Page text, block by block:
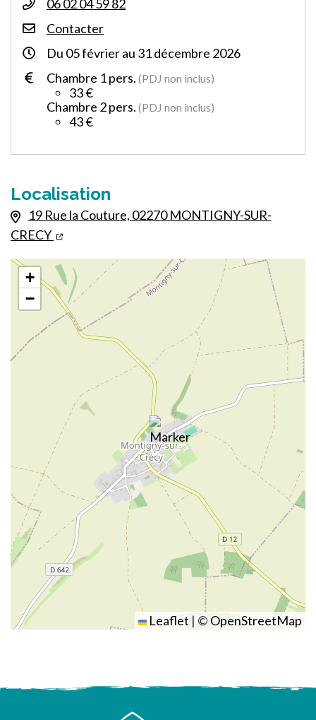
06 02 04 59 82
Contacter
Du 05févrierau 31décembre 2026
Chambre 1 pers. (PDJ non inclus)
33 €
Chambre 2 pers. (PDJ non inclus)
43 €
Localisation
19 Rue la Couture, 02270 MONTIGNY-SUR-
CRECY
+
−
Leaflet | © OpenStreetMap